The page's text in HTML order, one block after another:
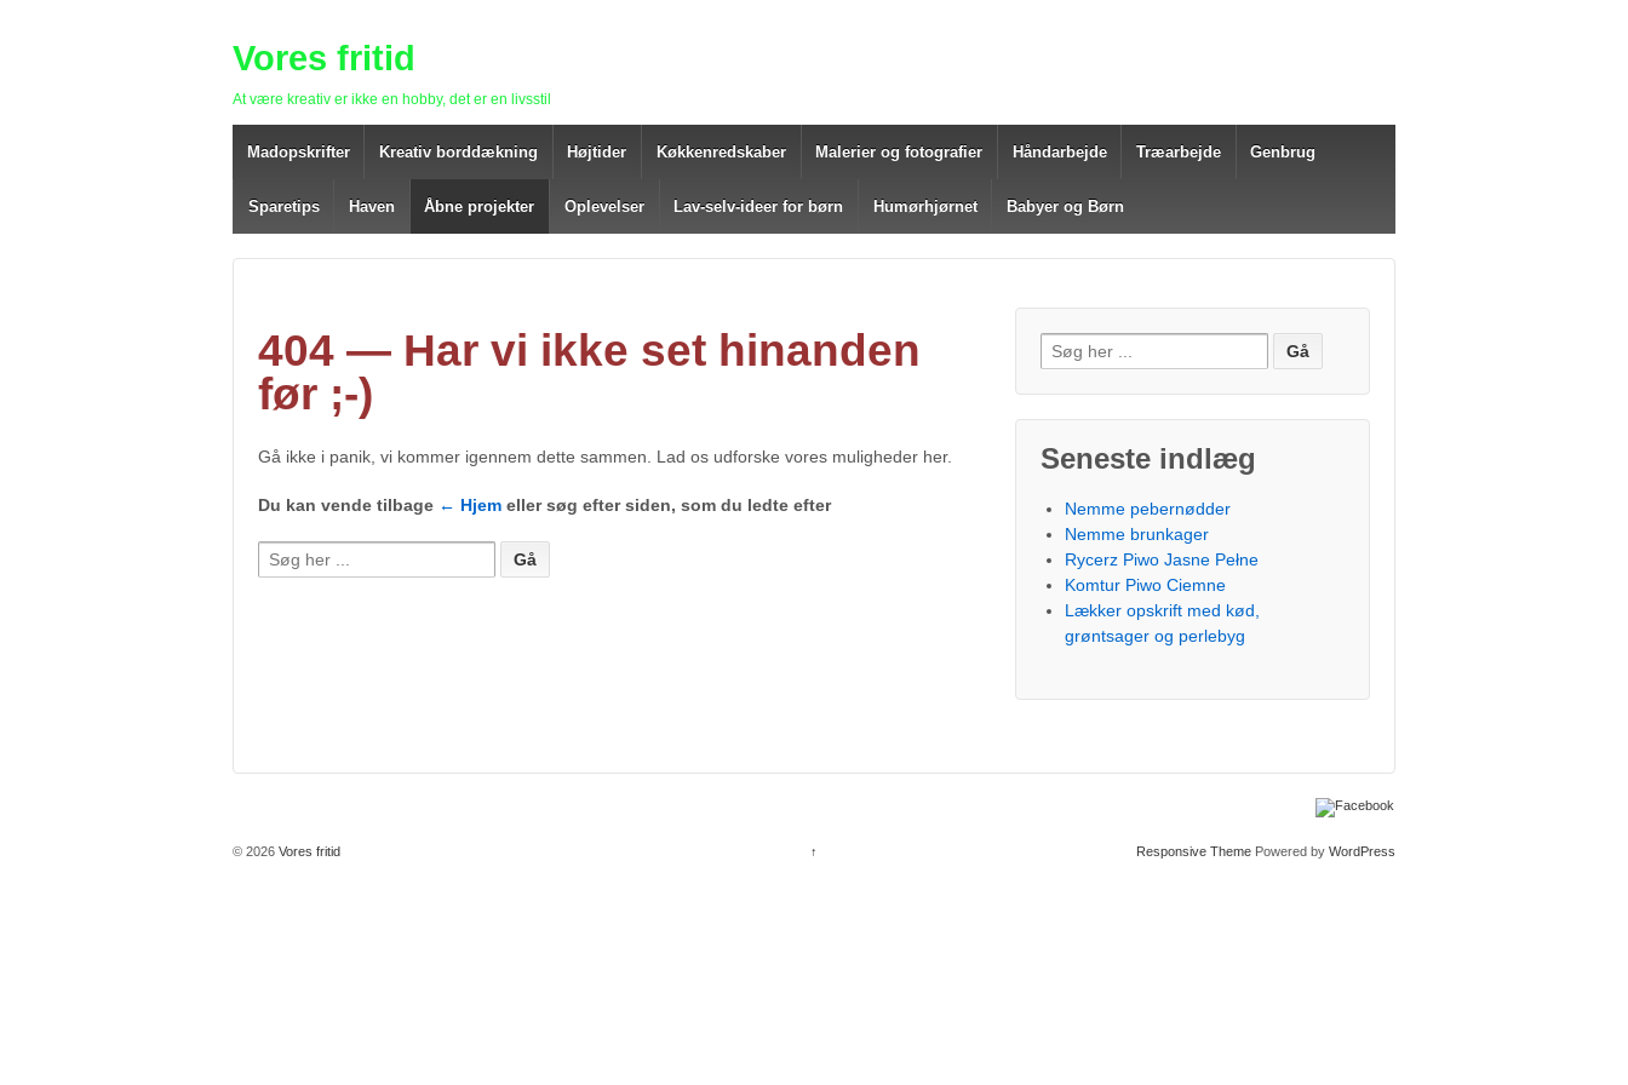
Vores fritid
At være kreativ er ikke en hobby, det er en livsstil
Madopskrifter Kreativ borddækning Højtider Køkkenredskaber Malerier og fotografier Håndarbejde Træarbejde Genbrug
Sparetips Haven Åbne projekter Oplevelser Lav-selv-ideer for børn Humørhjørnet Babyer og Børn
404 — Har vi ikke set hinanden
før ;-)
Gå ikke i panik, vi kommer igennem dette sammen. Lad os udforske vores muligheder her.
Du kan vende tilbage ← Hjem eller søg efter siden, som du ledte efter
Søg efter:
Søg efter:
Seneste indlæg
Nemme pebernødder
Nemme brunkager
Rycerz Piwo Jasne Pełne
Komtur Piwo Ciemne
Lækker opskrift med kød,
grøntsager og perlebyg
© 2026 Vores fritid ↑ Responsive ThemePowered by WordPress